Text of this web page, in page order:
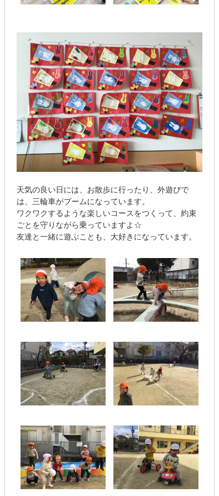
天気の良い日には、お散歩に行ったり、外遊びで
は、三輪車がブームになっています。
ワクワクするような楽しいコースをつくって、約束
ごとを守りながら乗っていますよ☆
友達と一緒に遊ぶことも、大好きになっています。